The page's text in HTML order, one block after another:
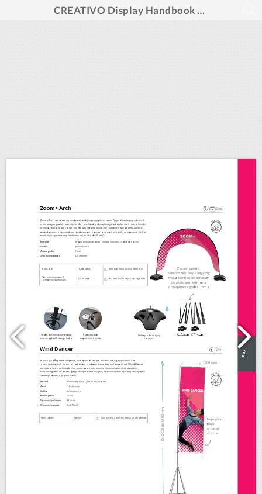
CREATIVO Display Handbook 2026